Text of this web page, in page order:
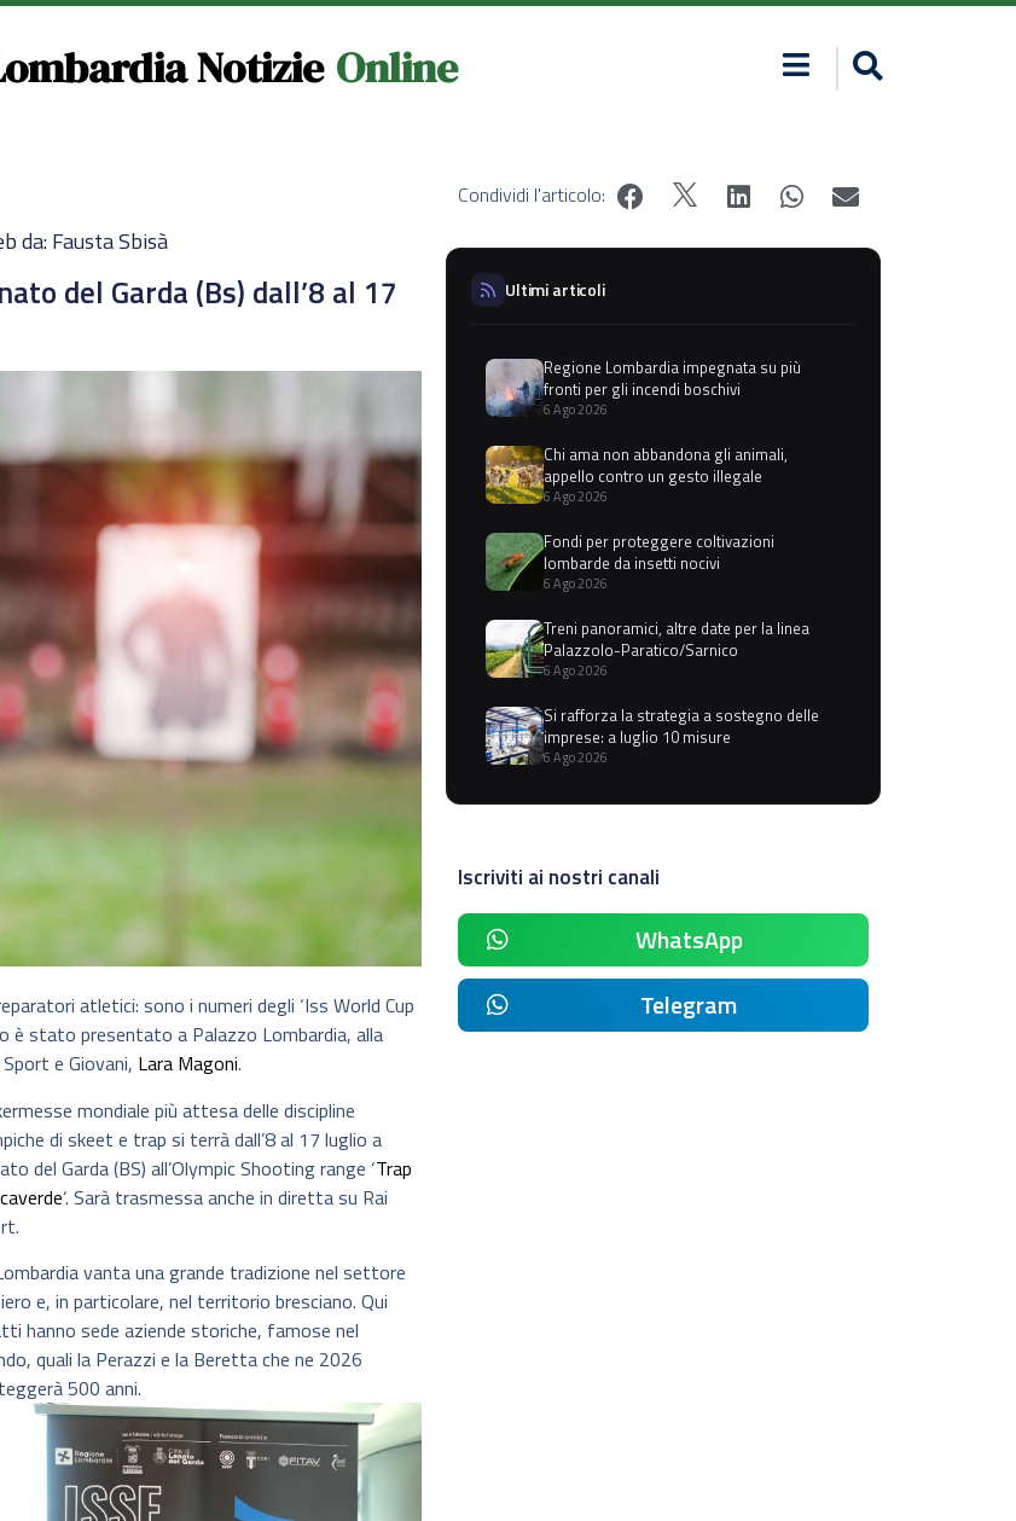
Notizie Online
da: Fausta Sbisà
del Garda (Bs) dall’8 al 17
atletici: sono i numeri degli ‘Iss World Cup
è stato presentato a Palazzo Lombardia, alla
e Giovani, Lara Magoni.
mondiale più attesa delle discipline
di skeet e trap si terrà dall’8 al 17 luglio a
del Garda (BS) all’Olympic Shooting range ‘Trap
‘. Sarà trasmessa anche in diretta su Rai
vanta una grande tradizione nel settore
e, in particolare, nel territorio bresciano. Qui
hanno sede aziende storiche, famose nel
quali la Perazzi e la Beretta che ne 2026
500 anni.
Condividi l'articolo:
Ultimi articoli
Regione Lombardia impegnata su più
fronti per gli incendi boschivi
6 Ago 2026
Chi ama non abbandona gli animali,
appello contro un gesto illegale
6 Ago 2026
Fondi per proteggere coltivazioni
lombarde da insetti nocivi
6 Ago 2026
Treni panoramici, altre date per la linea
Palazzolo-Paratico/Sarnico
6 Ago 2026
Si rafforza la strategia a sostegno delle
imprese: a luglio 10 misure
6 Ago 2026
Iscriviti ai nostri canali
WhatsApp
Telegram